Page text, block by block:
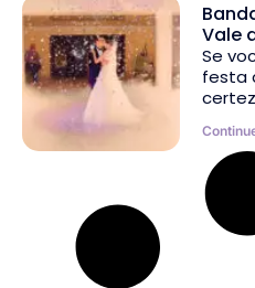
Vale
Se
festa